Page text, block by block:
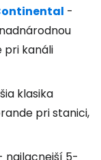
-
pri kanáli
klasika
pri stanici,